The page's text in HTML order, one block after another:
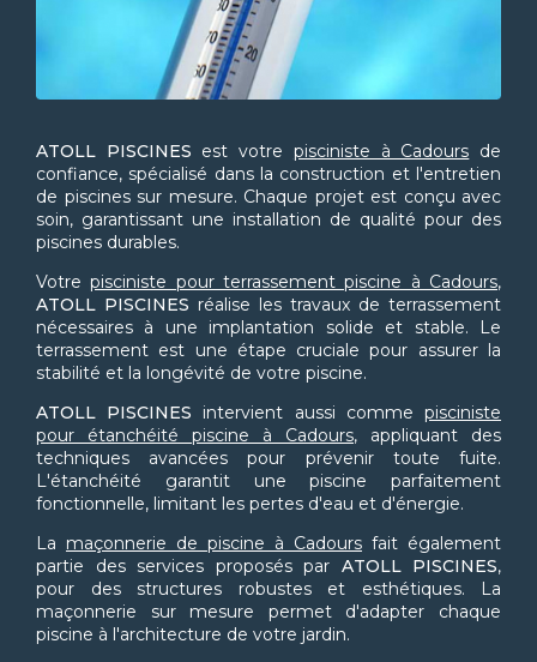
ATOLL PISCINES est votre pisciniste à Cadours de
confiance, spécialisé dans la construction et l'entretien
de piscines sur mesure. Chaque projet est conçu avec
soin, garantissant une installation de qualité pour des
piscines durables.
Votrepisciniste pour terrassement piscine à Cadours,
ATOLL PISCINES réalise les travaux de terrassement
nécessaires à une implantation solide et stable. Le
terrassement est une étape cruciale pour assurer la
stabilité et la longévité de votre piscine.
ATOLL PISCINES intervient aussi commepisciniste
pour étanchéité piscine à Cadours, appliquant des
techniques avancées pour prévenir toute fuite.
L'étanchéité garantit une piscine parfaitement
fonctionnelle, limitant les pertes d'eau et d'énergie.
La maçonnerie de piscine à Cadours fait également
partie des services proposés par ATOLL PISCINES,
pour des structures robustes et esthétiques. La
maçonnerie sur mesure permet d'adapter chaque
piscine à l'architecture de votre jardin.